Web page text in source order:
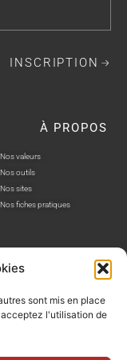
sont mis en place
acceptez l'utilisation de
INSCRIPTION
À PROPOS
Nos valeurs
Nos outils
Nos sites
Nos fiches pratiques
RÉALISÉ PAR AUSTRA
cookies